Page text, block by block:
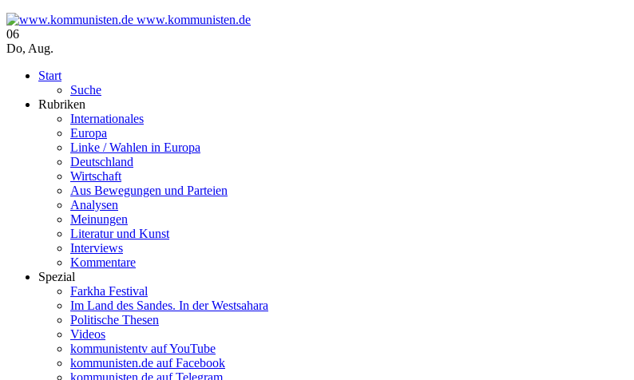
www.kommunisten.de
06
Do, Aug.
Start
Suche
Rubriken
Internationales
Europa
Linke / Wahlen in Europa
Deutschland
Wirtschaft
Aus Bewegungen und Parteien
Analysen
Meinungen
Literatur und Kunst
Interviews
Kommentare
Spezial
Farkha Festival
Im Land des Sandes. In der Westsahara
Politische Thesen
Videos
kommunistentv auf YouTube
kommunisten.de auf Facebook
kommunisten.de auf Telegram